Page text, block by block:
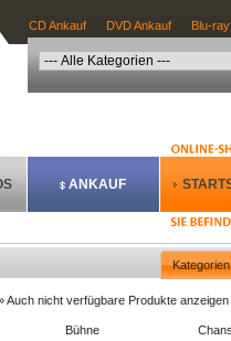
CD Ankauf DVD Ankauf Blu-
ANKAUF
Kategorien
Auch nicht verfügbare Produkte anzeigen
Bühne